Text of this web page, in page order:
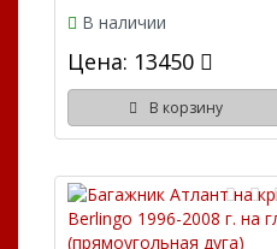
В наличии
Цена: 13450
В корзину